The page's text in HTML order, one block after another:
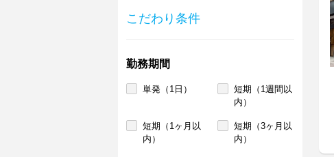
こだわり条件
勤務期間
単発（1日）
短期（1週間以
内）
短期（1ヶ月以
内）
短期（3ヶ月以
内）